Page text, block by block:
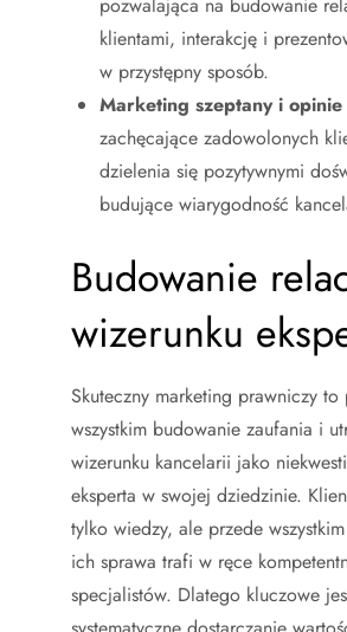
klientami, interakcję i
w przystępny sposób.
Marketing szeptany i
zachęcające zadowolonych
dzielenia się pozytywnymi
budujące wiarygodność
Budowanie
wizerunku
Skuteczny marketing prawniczy to
wszystkim budowanie zaufania i
wizerunku kancelarii jako
eksperta w swojej dziedzinie.
tylko wiedzy, ale przede
ich sprawa trafi w ręce
specjalistów. Dlatego kluczowe